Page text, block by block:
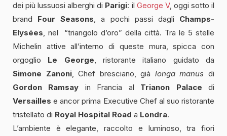
dei più lussuosi alberghi di Parigi: il George V, oggi sotto il
brand Four Seasons, a pochi passi dagli Champs-
Elysées, nel “triangolo d’oro” della città. Tra le 5 stelle
Michelin attive all’interno di queste mura, spicca con
orgoglio Le George, ristorante italiano guidato da
Simone Zanoni, Chef bresciano, già longa manus di
Gordon Ramsay in Francia al Trianon Palace di
Versailles e ancor prima Executive Chef al suo ristorante
tristellato di Royal Hospital Road a Londra.
L’ambiente è elegante, raccolto e luminoso, tra fiori